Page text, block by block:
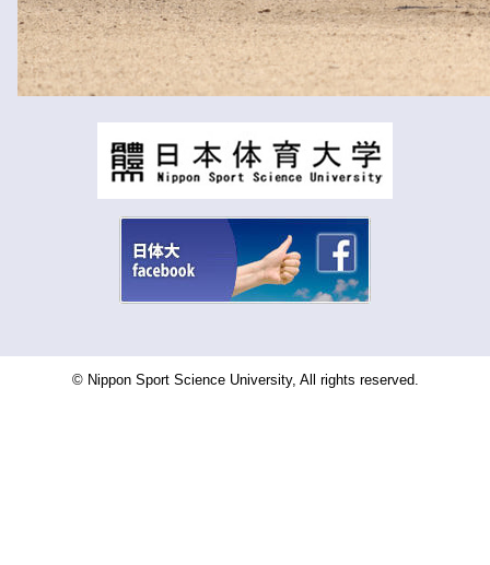
© Nippon Sport Science University, All rights reserved.